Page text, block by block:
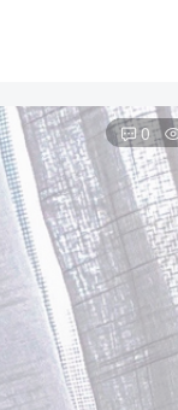
0